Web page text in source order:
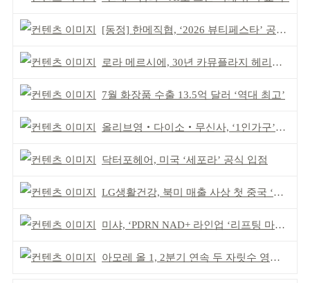
[동정] 한메직협, ‘2026 뷰티페스타’ 공동 주최
로라 메르시에, 30년 카뮤플라지 헤리티지 담아
7월 화장품 수출 13.5억 달러 ‘역대 최고’
올리브영‧다이소‧무신사, ‘1인가구’가 이끈다
닥터포헤어, 미국 ‘세포라’ 공식 입점
LG생활건강, 북미 매출 사상 첫 중국 ‘추월’
미샤, ‘PDRN NAD+ 라인업 ‘리프팅 마스크’ 출시
아모레 올 1, 2분기 연속 두 자릿수 영업이익률 기록